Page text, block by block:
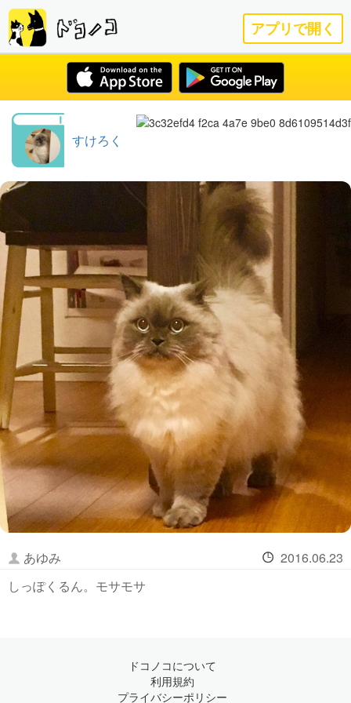
アプリで開く
すけろく
あゆみ
2016.06.23
しっぽくるん。モサモサ
ドコノコについて
利用規約
プライバシーポリシー